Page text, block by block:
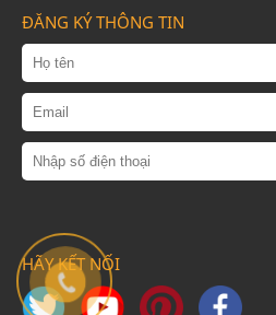
ĐĂNG KÝ THÔNG TIN
HÃY KẾT NỐI